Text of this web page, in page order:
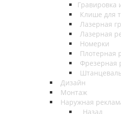
Гравировка
Клише для
Лазерная
Лазерная
Номерки
Плотерная
Фрезерная
Дизайн
Монтаж
Наружная
Назад